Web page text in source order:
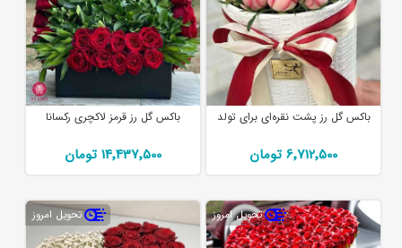
باکس گل رز پشت نقره‌ای برای تولد
6٬712٬500 تومان
باکس گل رز قرمز لاکچری رکسانا
14٬437٬500 تومان
تحویل امروز تحویل امروز